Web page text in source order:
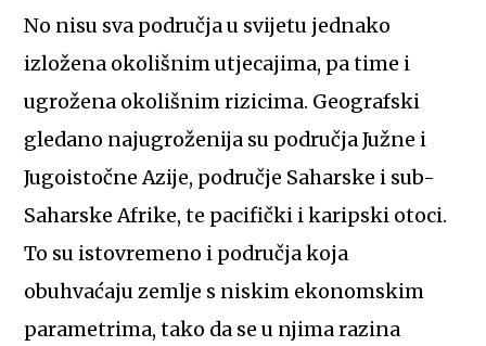
No nisu sva područja u svijetu jednako
izložena okolišnim utjecajima, pa time i
ugrožena okolišnim rizicima. Geografski
gledano najugroženija su područja Južne i
Jugoistočne Azije, područje Saharske i sub-
Saharske Afrike, te pacifički i karipski otoci.
To su istovremeno i područja koja
obuhvaćaju zemlje s niskim ekonomskim
parametrima, tako da se u njima razina